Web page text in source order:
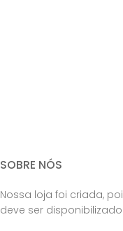
SOBRE NÓS
Nossa loja foi criada,
deve ser